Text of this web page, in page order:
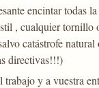
encintar todas
, cualquier
catástrofe
directivas!!!)
y a vuestra